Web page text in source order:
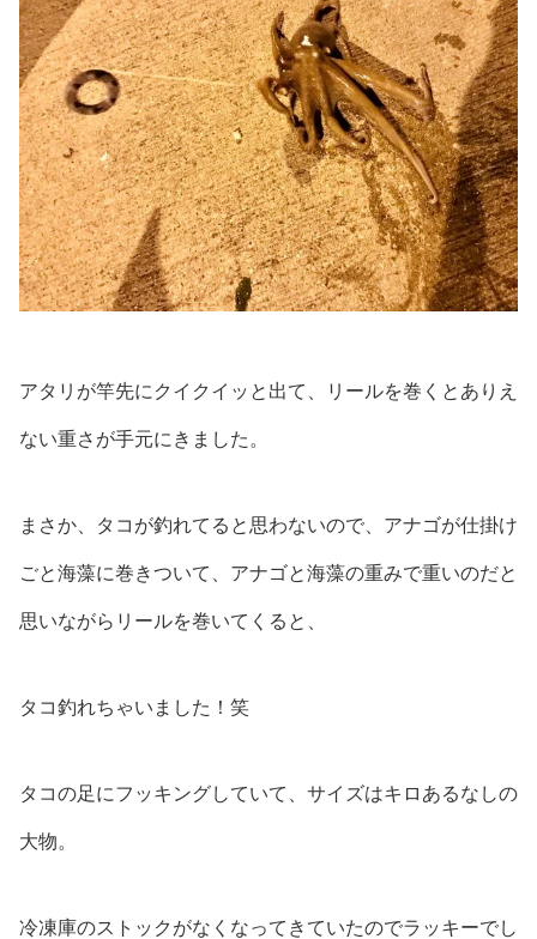
アタリが竿先にクイクイッと出て、リールを巻くとありえ
ない重さが手元にきました。
まさか、タコが釣れてると思わないので、アナゴが仕掛け
ごと海藻に巻きついて、アナゴと海藻の重みで重いのだと
思いながらリールを巻いてくると、
タコ釣れちゃいました！笑
タコの足にフッキングしていて、サイズはキロあるなしの
大物。
冷凍庫のストックがなくなってきていたのでラッキーでし